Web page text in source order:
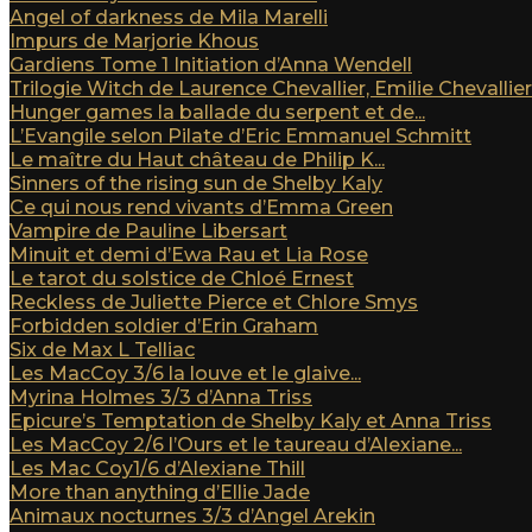
Angel of darkness de Mila Marelli
Impurs de Marjorie Khous
Gardiens Tome 1 Initiation d’Anna Wendell
Trilogie Witch de Laurence Chevallier, Emilie Chevallier
Hunger games la ballade du serpent et de...
L’Evangile selon Pilate d’Eric Emmanuel Schmitt
Le maître du Haut château de Philip K...
Sinners of the rising sun de Shelby Kaly
Ce qui nous rend vivants d’Emma Green
Vampire de Pauline Libersart
Minuit et demi d’Ewa Rau et Lia Rose
Le tarot du solstice de Chloé Ernest
Reckless de Juliette Pierce et Chlore Smys
Forbidden soldier d’Erin Graham
Six de Max L Telliac
Les MacCoy 3/6 la louve et le glaive...
Myrina Holmes 3/3 d’Anna Triss
Epicure’s Temptation de Shelby Kaly et Anna Triss
Les MacCoy 2/6 l’Ours et le taureau d’Alexiane...
Les Mac Coy1/6 d’Alexiane Thill
More than anything d’Ellie Jade
Animaux nocturnes 3/3 d’Angel Arekin